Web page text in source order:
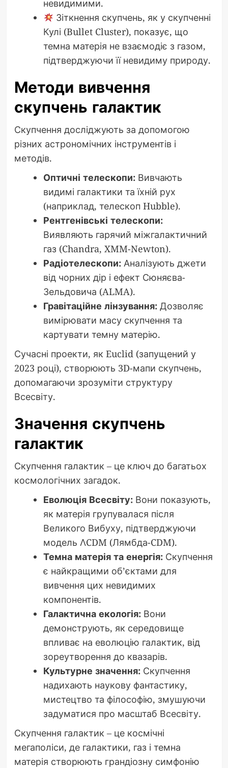
невидимими.
Зіткнення скупчень, як у скупченні
Кулі (Bullet Cluster), показує, що
темна матерія не взаємодіє з газом,
підтверджуючи її невидиму природу.
Методи вивчення
скупчень галактик
Скупчення досліджують за допомогою
різних астрономічних інструментів і
методів.
Оптичні телескопи:Вивчають
видимі галактики та їхній рух
(наприклад, телескоп Hubble).
Рентгенівські телескопи:
Виявляють гарячий міжгалактичний
газ (Chandra, XMM-Newton).
Радіотелескопи:Аналізують джети
від чорних дір і ефект Сюняєва-
Зельдовича (ALMA).
Гравітаційне лінзування:Дозволяє
вимірювати масу скупчення та
картувати темну матерію.
Сучасні проекти, як Euclid (запущений у
2023 році), створюють 3D-мапи скупчень,
допомагаючи зрозуміти структуру
Всесвіту.
Значення скупчень
галактик
Скупчення галактик – це ключ до багатьох
космологічних загадок.
Еволюція Всесвіту:Вони показують,
як матерія групувалася після
Великого Вибуху, підтверджуючи
модель ΛCDM (Лямбда-CDM).
Темна матерія та енергія:Скупчення
є найкращими об’єктами для
вивчення цих невидимих
компонентів.
Галактична екологія:Вони
демонструють, як середовище
впливає на еволюцію галактик, від
зореутворення до квазарів.
Культурне значення:Скупчення
надихають наукову фантастику,
мистецтво та філософію, змушуючи
задуматися про масштаб Всесвіту.
Скупчення галактик – це космічні
мегаполіси, де галактики, газ і темна
матерія створюють грандіозну симфонію